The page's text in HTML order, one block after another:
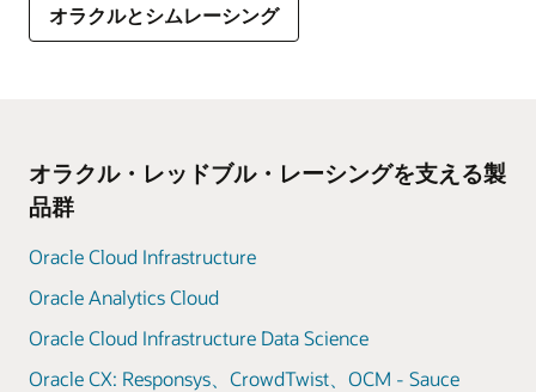
オラクルとシムレーシング
オラクル・レッドブル・レーシングを支える製
品群
Oracle Cloud Infrastructure
Oracle Analytics Cloud
Oracle Cloud Infrastructure Data Science
Oracle CX: Responsys、CrowdTwist、OCM - Sauce